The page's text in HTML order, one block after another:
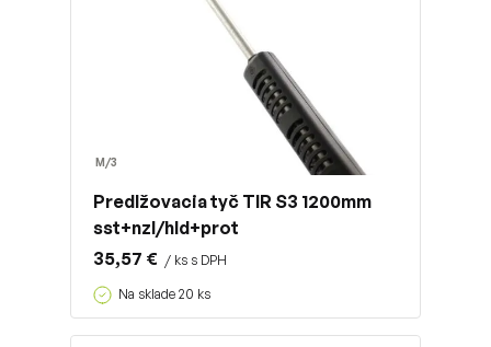
M/3
Predlžovacia tyč TIR S3 1200mm
sst+nzl/hld+prot
35,57 € / ks s DPH
Na sklade 20 ks